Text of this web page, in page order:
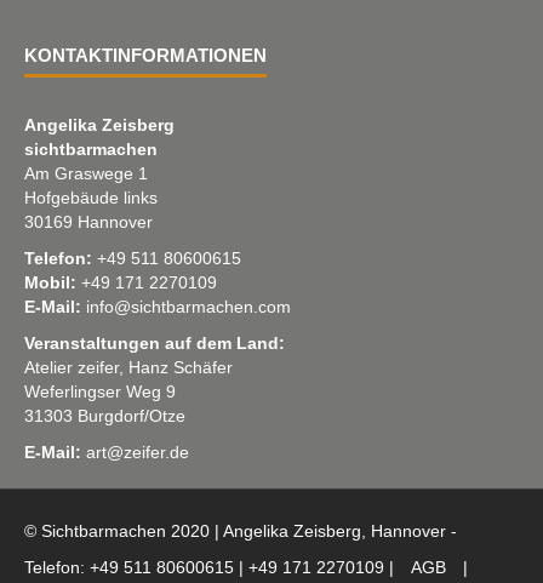
KONTAKTINFORMATIONEN
Angelika Zeisberg
sichtbarmachen
Am Graswege 1
Hofgebäude links
30169 Hannover
Telefon: +49 511 80600615
Mobil: +49 171 2270109
E-Mail: info@sichtbarmachen.com
Veranstaltungen auf dem Land:
Atelier zeifer, Hanz Schäfer
Weferlingser Weg 9
31303 Burgdorf/Otze
E-Mail: art@zeifer.de
© Sichtbarmachen 2020 | Angelika Zeisberg, Hannover -
Telefon: +49 511 80600615 | +49 171 2270109 |
AGB |